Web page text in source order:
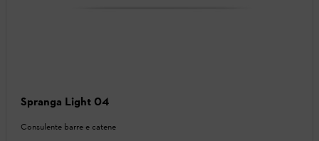
Spranga Light 04
Consulente barre e catene